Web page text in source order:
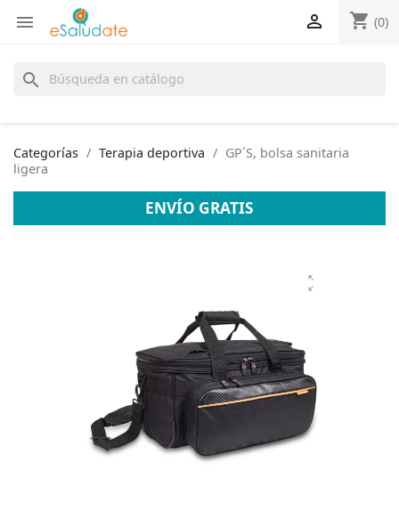
 shopping_cart (0)

search
Categorías Terapia deportiva
GP´S, bolsa sanitaria
ligera
ENVÍO GRATIS